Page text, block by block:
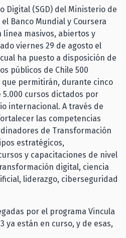
Digital (SGD) del Ministerio de
Banco Mundial y Coursera
masivos, abiertos y
viernes 29 de agosto el
ha puesto a disposición de
públicos de Chile 500
permitirán, durante cinco
5.000 cursos dictados por
internacional. A través de
las competencias
de Transformación
estratégicos,
y capacitaciones de nivel
digital, ciencia
liderazgo, ciberseguridad
por el programa Vincula
ya están en curso, y de esas,